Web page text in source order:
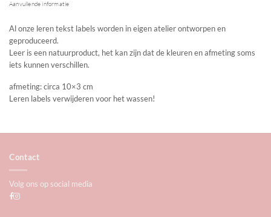
Aanvullende informatie
Al onze leren tekst labels worden in eigen atelier ontworpen en
geproduceerd.
Leer is een natuurproduct, het kan zijn dat de kleuren en afmeting soms
iets kunnen verschillen.
afmeting: circa 10×3 cm
Leren labels verwijderen voor het wassen!
Contact
Volg ons op social media